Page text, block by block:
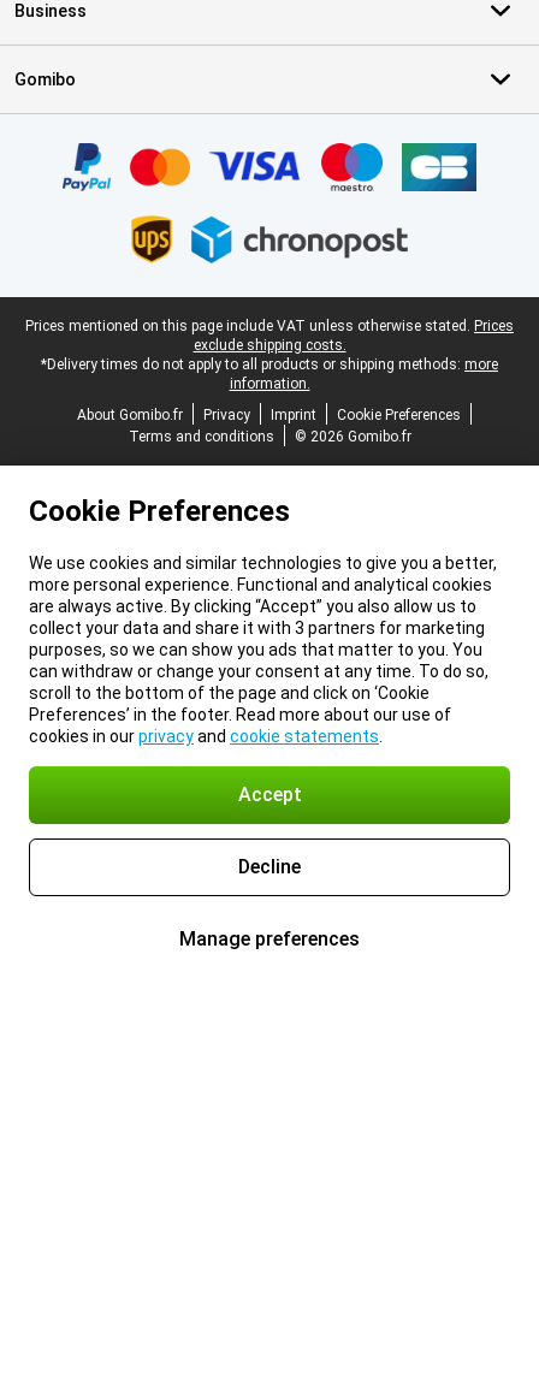
Business
Gomibo
Legal footer
Prices mentioned on this page include VAT unless otherwise stated. Prices
exclude shipping costs.
*Delivery times do not apply to all products or shipping methods: more
information.
About Gomibo.fr
Privacy Imprint
Cookie Preferences
Terms and conditions
© 2026 Gomibo.fr
Cookie Preferences
We use cookies and similar technologies to give you a better,
more personal experience. Functional and analytical cookies
are always active. By clicking “Accept” you also allow us to
collect your data and share it with 3 partners for marketing
purposes, so we can show you ads that matter to you. You
can withdraw or change your consent at any time. To do so,
scroll to the bottom of the page and click on ‘Cookie
Preferences’ in the footer. Read more about our use of
cookies in ourprivacyand cookie statements
Accept
Decline
Manage preferences